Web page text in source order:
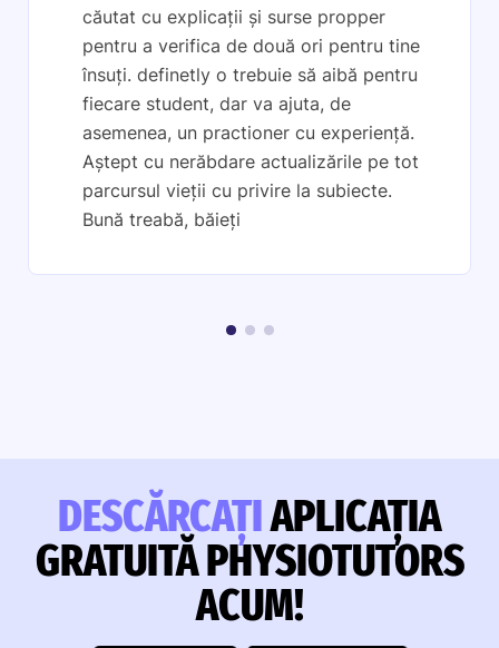
căutat cu explicații și surse propper
pentru a verifica de două ori pentru tine
însuți. definetly o trebuie să aibă pentru
fiecare student, dar va ajuta, de
asemenea, un practioner cu experiență.
Aștept cu nerăbdare actualizările pe tot
parcursul vieții cu privire la subiecte.
Bună treabă, băieți
DESCĂRCAȚIAPLICAȚIA
GRATUITĂ PHYSIOTUTORS
ACUM!